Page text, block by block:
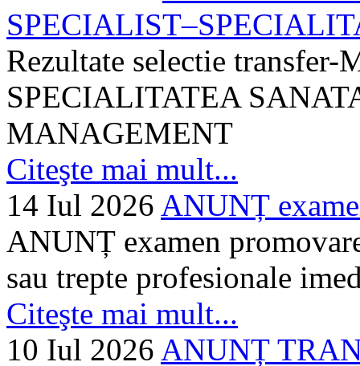
Rezultate selectie
SPECIALITATEA
MANAGEMENT
Citeşte mai mult...
14 Iul 2026 ANUNȚ
ANUNȚ examen
sau trepte profesionale
Citeşte mai mult...
10 Iul 2026 ANUNȚ